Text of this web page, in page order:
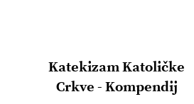
Katekizam Katoličke
Crkve - Kompendij